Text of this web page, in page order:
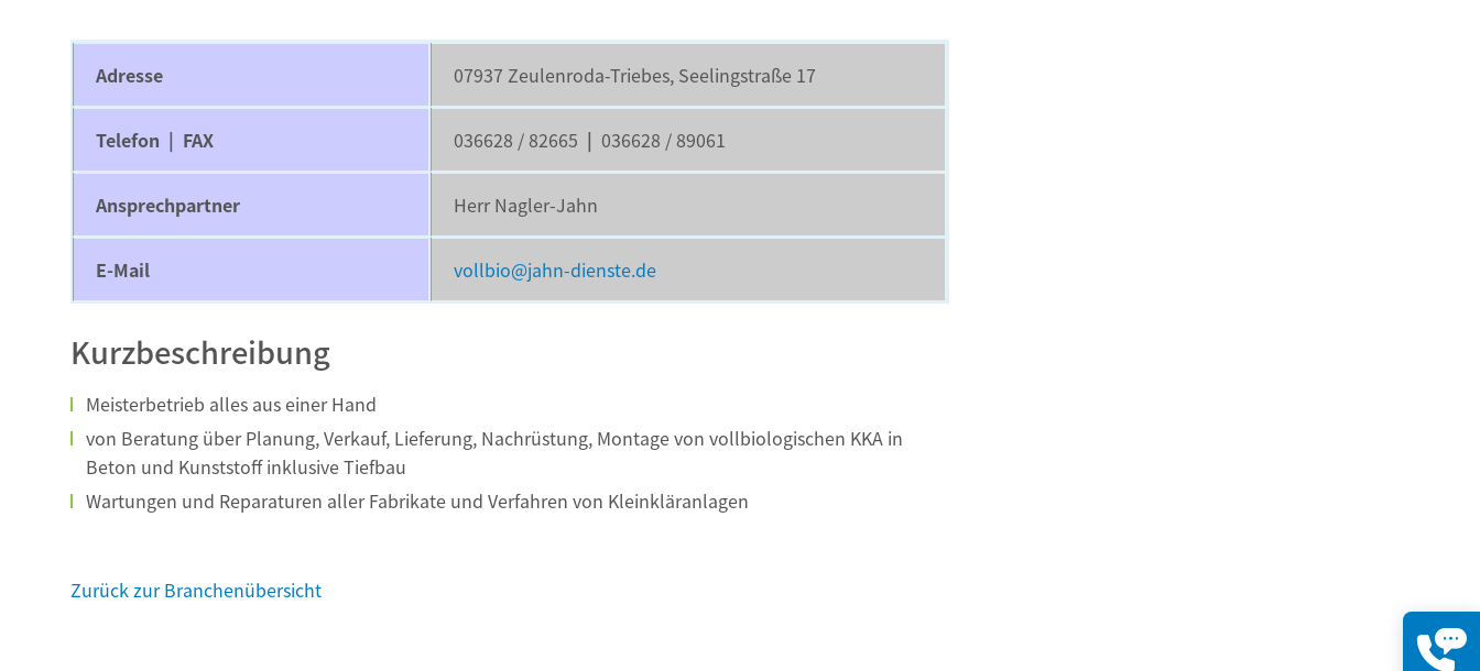
Adresse 07937 Zeulenroda-Triebes, Seelingstraße 17
Telefon | FAX 036628 / 82665 | 036628 / 89061
Ansprechpartner Herr Nagler-Jahn
E-Mail vollbio@jahn-dienste.de
Kurzbeschreibung
Meisterbetrieb alles aus einer Hand
von Beratung über Planung, Verkauf, Lieferung, Nachrüstung, Montage von vollbiologischen KKA in
Beton und Kunststoff inklusive Tiefbau
Wartungen und Reparaturen aller Fabrikate und Verfahren von Kleinkläranlagen
Zurück zur Branchenübersicht